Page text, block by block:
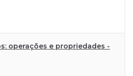
operações e propriedades -